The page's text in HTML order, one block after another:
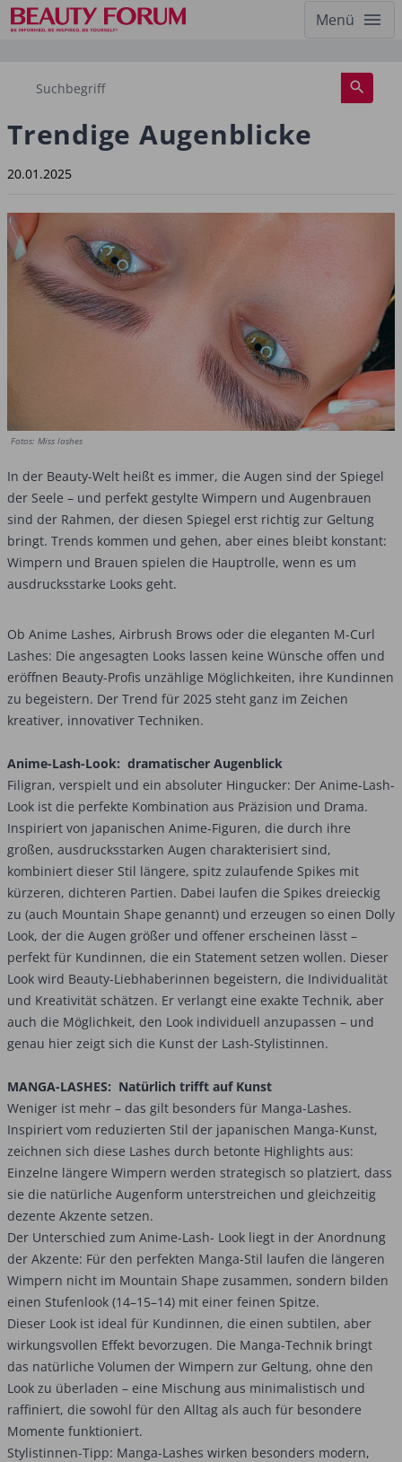
Menü
Trendige Augenblicke
20.01.2025
Fotos: Miss lashes
In der Beauty-Welt heißt es immer, die Augen sind der Spiegel
der Seele – und perfekt gestylte Wimpern und Augenbrauen
sind der Rahmen, der diesen Spiegel erst richtig zur Geltung
bringt. Trends kommen und gehen, aber eines bleibt konstant:
Wimpern und Brauen spielen die Hauptrolle, wenn es um
ausdrucksstarke Looks geht.
Ob Anime Lashes, Airbrush Brows oder die eleganten M-Curl
Lashes: Die angesagten Looks lassen keine Wünsche offen und
eröffnen Beauty-Profis unzählige Möglichkeiten, ihre Kundinnen
zu begeistern. Der Trend für 2025 steht ganz im Zeichen
kreativer, innovativer Techniken.
Anime-Lash-Look: dramatischer Augenblick
Filigran, verspielt und ein absoluter Hingucker: Der Anime-Lash-
Look ist die perfekte Kombination aus Präzision und Drama.
Inspiriert von japanischen Anime-Figuren, die durch ihre
großen, ausdrucksstarken Augen charakterisiert sind,
kombiniert dieser Stil längere, spitz zulaufende Spikes mit
kürzeren, dichteren Partien. Dabei laufen die Spikes dreieckig
zu (auch Mountain Shape genannt) und erzeugen so einen Dolly
Look, der die Augen größer und offener erscheinen lässt –
perfekt für Kundinnen, die ein Statement setzen wollen. Dieser
Look wird Beauty-Liebhaberinnen begeistern, die Individualität
und Kreativität schätzen. Er verlangt eine exakte Technik, aber
auch die Möglichkeit, den Look individuell anzupassen – und
genau hier zeigt sich die Kunst der Lash-Stylistinnen.
MANGA-LASHES: Natürlich trifft auf Kunst
Weniger ist mehr – das gilt besonders für Manga-Lashes.
Inspiriert vom reduzierten Stil der japanischen Manga-Kunst,
zeichnen sich diese Lashes durch betonte Highlights aus:
Einzelne längere Wimpern werden strategisch so platziert, dass
sie die natürliche Augenform unterstreichen und gleichzeitig
dezente Akzente setzen.
Der Unterschied zum Anime-Lash- Look liegt in der Anordnung
der Akzente: Für den perfekten Manga-Stil laufen die längeren
Wimpern nicht im Mountain Shape zusammen, sondern bilden
einen Stufenlook (14–15–14) mit einer feinen Spitze.
Dieser Look ist ideal für Kundinnen, die einen subtilen, aber
wirkungsvollen Effekt bevorzugen. Die Manga-Technik bringt
das natürliche Volumen der Wimpern zur Geltung, ohne den
Look zu überladen – eine Mischung aus minimalistisch und
raffiniert, die sowohl für den Alltag als auch für besondere
Momente funktioniert.
Stylistinnen-Tipp: Manga-Lashes wirken besonders modern,